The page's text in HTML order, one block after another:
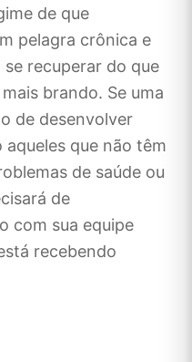
de que
pelagra crônica e
recuperar do que
brando. Se uma
de desenvolver
que não têm
de saúde ou
de
com sua equipe
recebendo